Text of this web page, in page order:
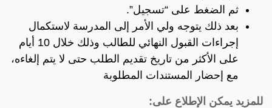
ثم الضغط على “تسجيل”.
بعد ذلك يتوجه ولي الأمر إلى المدرسة لاستكمال
إجراءات القبول النهائي للطالب وذلك خلال 10 أيام
على الأكثر من تاريخ تقديم الطلب حتى لا يتم إلغاءه،
مع إحضار المستندات المطلوبة
للمزيد يمكن الإطلاع على: